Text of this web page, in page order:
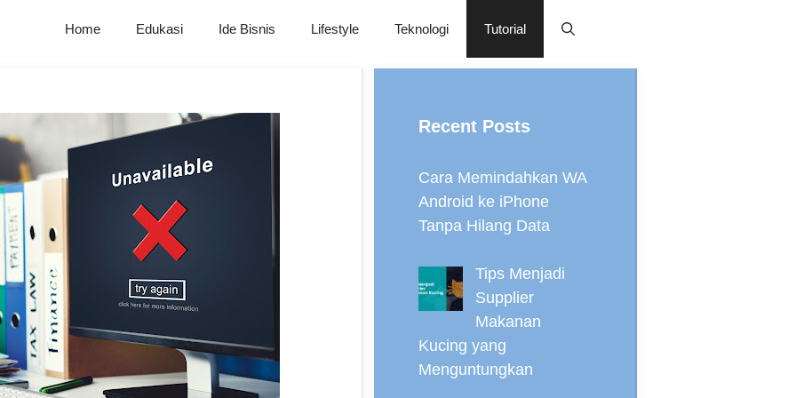
Home Edukasi Ide Bisnis Lifestyle Teknologi Tutorial
Recent Posts
Cara Memindahkan WA
Android ke iPhone
Tanpa Hilang Data
Tips Menjadi
Supplier
Makanan
Kucing yang
Menguntungkan